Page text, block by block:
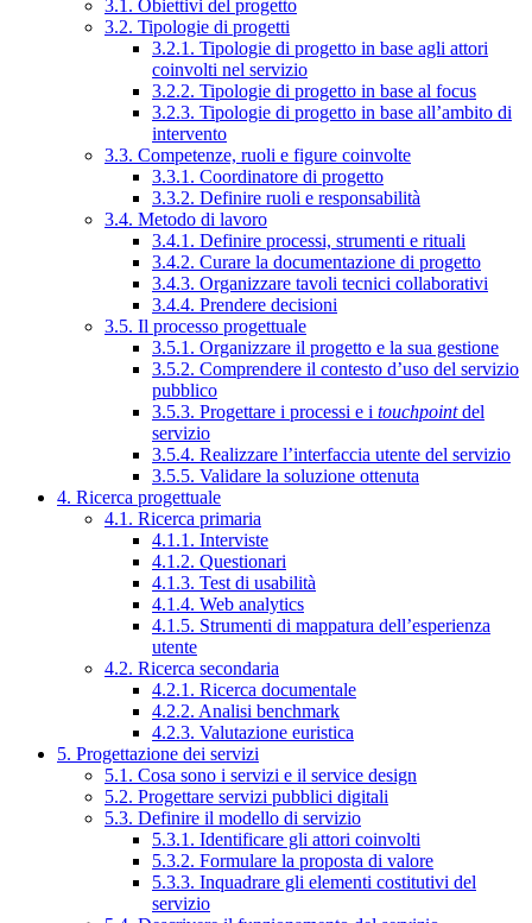
3.1. Obiettivi del progetto
3.2. Tipologie di progetti
3.2.1. Tipologie di progetto in base agli attori
coinvolti nel servizio
3.2.2. Tipologie di progetto in base al focus
3.2.3. Tipologie di progetto in base all’ambito di
intervento
3.3. Competenze, ruoli e figure coinvolte
3.3.1. Coordinatore di progetto
3.3.2. Definire ruoli e responsabilità
3.4. Metodo di lavoro
3.4.1. Definire processi, strumenti e rituali
3.4.2. Curare la documentazione di progetto
3.4.3. Organizzare tavoli tecnici collaborativi
3.4.4. Prendere decisioni
3.5. Il processo progettuale
3.5.1. Organizzare il progetto e la sua gestione
3.5.2. Comprendere il contesto d’uso del servizio
pubblico
3.5.3. Progettare i processi e i touchpointdel
servizio
3.5.4. Realizzare l’interfaccia utente del servizio
3.5.5. Validare la soluzione ottenuta
4. Ricerca progettuale
4.1. Ricerca primaria
4.1.1. Interviste
4.1.2. Questionari
4.1.3. Test di usabilità
4.1.4. Web analytics
4.1.5. Strumenti di mappatura dell’esperienza
utente
4.2. Ricerca secondaria
4.2.1. Ricerca documentale
4.2.2. Analisi benchmark
4.2.3. Valutazione euristica
5. Progettazione dei servizi
5.1. Cosa sono i servizi e il service design
5.2. Progettare servizi pubblici digitali
5.3. Definire il modello di servizio
5.3.1. Identificare gli attori coinvolti
5.3.2. Formulare la proposta di valore
5.3.3. Inquadrare gli elementi costitutivi del
servizio